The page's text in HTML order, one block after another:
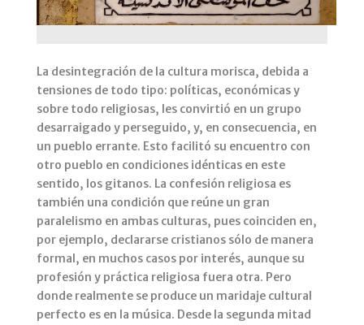
La desintegración de la cultura morisca, debida a
tensiones de todo tipo: políticas, económicas y
sobre todo religiosas, les convirtió en un grupo
desarraigado y perseguido, y, en consecuencia, en
un pueblo errante. Esto facilitó su encuentro con
otro pueblo en condiciones idénticas en este
sentido, los gitanos. La confesión religiosa es
también una condición que reúne un gran
paralelismo en ambas culturas, pues coinciden en,
por ejemplo, declararse cristianos sólo de manera
formal, en muchos casos por interés, aunque su
profesión y práctica religiosa fuera otra. Pero
donde realmente se produce un maridaje cultural
perfecto es en la música. Desde la segunda mitad